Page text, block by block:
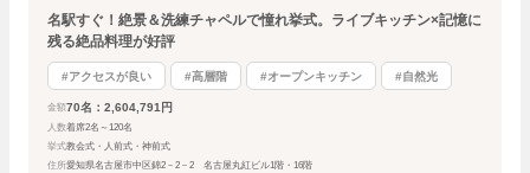
名駅すぐ！絶景＆洗練チャペルで憧れ挙式。ライブキッチン×記憶に
残る絶品料理が好評
#アクセスが良い #高層階 #オープンキッチン #自然光
金額 70名：2,604,791円
人数着席2名～120名
挙式教会式・人前式・神前式
住所愛知県名古屋市中区錦2－2－2 名古屋丸紅ビル1階・16階